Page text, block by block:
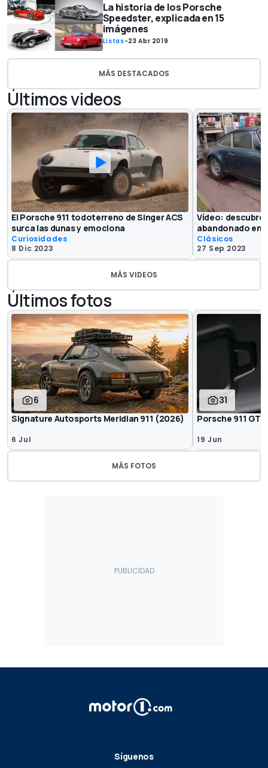
La historia de los Porsche
Speedster, explicada en 15
imágenes
Listas-23 Abr 2019
MÁS DESTACADOS
Últimos videos
El Porsche 911 todoterreno de Singer ACS
surca las dunas y emociona
Curiosidades
8 Dic 2023
Vídeo: descubre
abandonado en
Clásicos
27 Sep 2023
MÁS VIDEOS
Últimos fotos
6
Signature Autosports Meridian 911 (2026)
6 Jul
31
Porsche 911
19 Jun
MÁS FOTOS
Síguenos